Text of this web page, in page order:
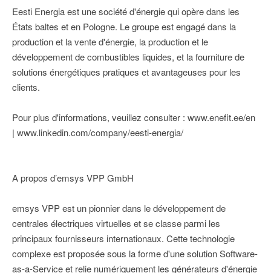
Eesti Energia est une société d'énergie qui opère dans les
États baltes et en Pologne. Le groupe est engagé dans la
production et la vente d'énergie, la production et le
développement de combustibles liquides, et la fourniture de
solutions énergétiques pratiques et avantageuses pour les
clients.
Pour plus d'informations, veuillez consulter : www.enefit.ee/en
| www.linkedin.com/company/eesti-energia/
A propos d’emsys VPP GmbH
emsys VPP est un pionnier dans le développement de
centrales électriques virtuelles et se classe parmi les
principaux fournisseurs internationaux. Cette technologie
complexe est proposée sous la forme d'une solution Software-
as-a-Service et relie numériquement les générateurs d'énergie